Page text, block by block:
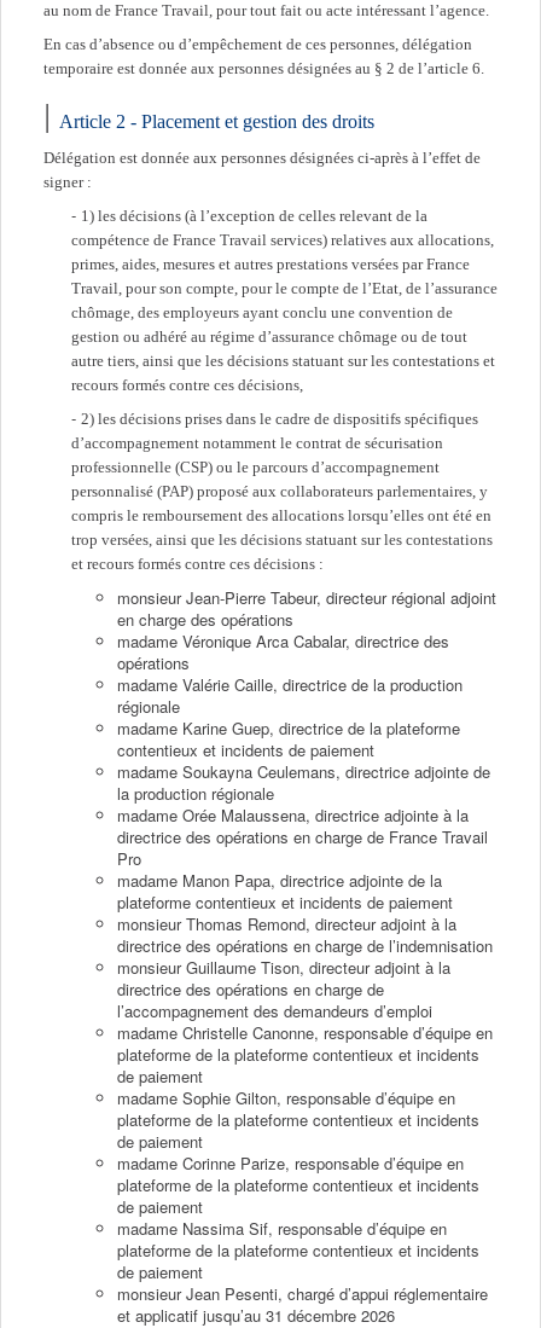
au nom de France Travail, pour tout fait ou acte intéressant l’agence.
En cas d’absence ou d’empêchement de ces personnes, délégation
temporaire est donnée aux personnes désignées au § 2 de l’article 6.
Article 2 - Placement et gestion des droits
Délégation est donnée aux personnes désignées ci-après à l’effet de
signer :
1) les décisions (à l’exception de celles relevant de la
compétence de France Travail services) relatives aux allocations,
primes, aides, mesures et autres prestations versées par France
Travail, pour son compte, pour le compte de l’Etat, de l’assurance
chômage, des employeurs ayant conclu une convention de
gestion ou adhéré au régime d’assurance chômage ou de tout
autre tiers, ainsi que les décisions statuant sur les contestations et
recours formés contre ces décisions,
2) les décisions prises dans le cadre de dispositifs spécifiques
d’accompagnement notamment le contrat de sécurisation
professionnelle (CSP) ou le parcours d’accompagnement
personnalisé (PAP) proposé aux collaborateurs parlementaires, y
compris le remboursement des allocations lorsqu’elles ont été en
trop versées, ainsi que les décisions statuant sur les contestations
et recours formés contre ces décisions :
monsieur Jean-Pierre Tabeur, directeur régional adjoint
en charge des opérations
madame Véronique Arca Cabalar, directrice des
opérations
madame Valérie Caille, directrice de la production
régionale
madame Karine Guep, directrice de la plateforme
contentieux et incidents de paiement
madame Soukayna Ceulemans, directrice adjointe de
la production régionale
madame Orée Malaussena, directrice adjointe à la
directrice des opérations en charge de France Travail
Pro
madame Manon Papa, directrice adjointe de la
plateforme contentieux et incidents de paiement
monsieur Thomas Remond, directeur adjoint à la
directrice des opérations en charge de l’indemnisation
monsieur Guillaume Tison, directeur adjoint à la
directrice des opérations en charge de
l’accompagnement des demandeurs d’emploi
madame Christelle Canonne, responsable d’équipe en
plateforme de la plateforme contentieux et incidents
de paiement
madame Sophie Gilton, responsable d’équipe en
plateforme de la plateforme contentieux et incidents
de paiement
madame Corinne Parize, responsable d’équipe en
plateforme de la plateforme contentieux et incidents
de paiement
madame Nassima Sif, responsable d’équipe en
plateforme de la plateforme contentieux et incidents
de paiement
monsieur Jean Pesenti, chargé d’appui réglementaire
et applicatif jusqu’au 31 décembre 2026